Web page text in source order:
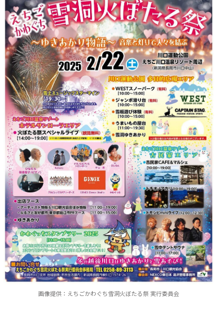
画像提供：えちごかわぐち雪洞火ぼたる祭 実行委員会